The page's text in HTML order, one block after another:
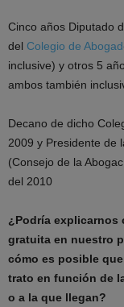
Cinco años Diputado
del Colegio de
inclusive) y otros 5
ambos también
Decano de dicho
2009 y Presidente de
(Consejo de la
del 2010
¿Podría explicarnos
gratuita en nuestro
cómo es posible
trato en función de
o a la que llegan?